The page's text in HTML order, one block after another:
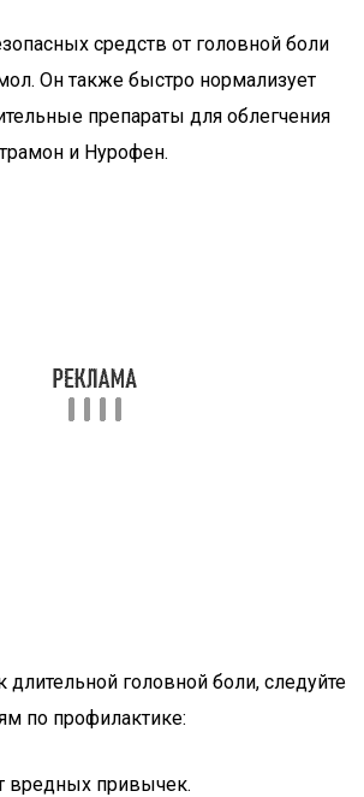
средств от головной боли
Он также быстро нормализует
препараты для облегчения
и Нурофен.
длительной головной боли, следуйте
по профилактике:
вредных привычек.